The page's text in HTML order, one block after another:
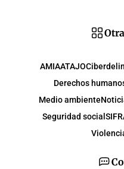
AMIAATAJO
Derechos
Medio ambiente
Seguridad social